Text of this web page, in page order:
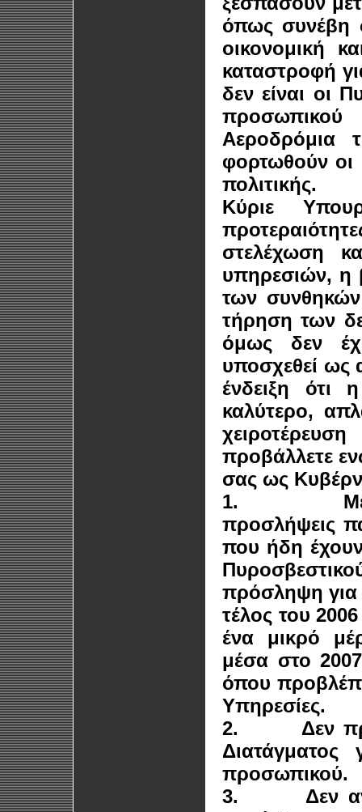
όπως συνέβη
οικονομική
καταστροφή
δεν είναι οι
προσωπικού
φορτωθούν οι
πολιτικής.
Κύριε
στελέχωση
υπηρεσιών, η
των
τήρηση των
όμως δεν
υποσχεθεί ως
ένδειξη ότι
καλύτερο,
προβάλλετε
σας ως
1.
προσλήψεις
που ήδη
πρόσληψη για
τέλος του
ένα μικρό
μέσα στο
όπου
Υπηρεσίες.
2.
Δεν
Διατάγματος
προσωπικού.
3.
Δεν